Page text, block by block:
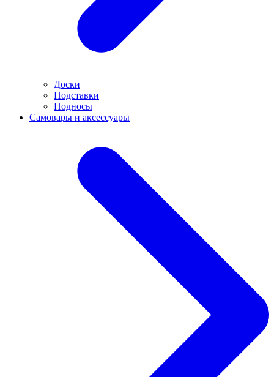
Доски
Подставки
Подносы
Самовары и аксессуары